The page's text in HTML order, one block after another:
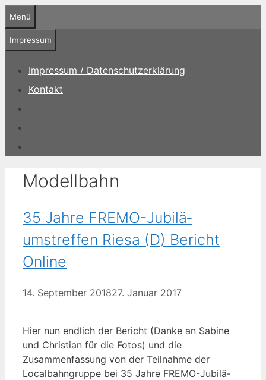
Zum
Inhalt
springen
Menü
Impressum
Impressum / Datenschutzerklärung
Kontakt
Modellbahn
35 Jahre FREMO-Ju­bi­lä­
umstreffen Riesa (D) Bericht
Online
14. September 201827. Januar 2017
Hier nun endlich der Bericht (Danke an Sabine
und Christian für die Fotos) und die
Zusammenfassung von der Teilnahme der
Localbahngruppe bei 35 Jahre FREMO-Ju­bi­lä­